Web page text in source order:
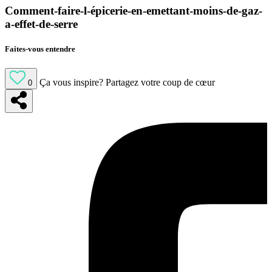
Comment-faire-l-épicerie-en-emettant-moins-de-gaz-
a-effet-de-serre
Faites-vous entendre
0 Ça vous inspire? Partagez votre coup de cœur